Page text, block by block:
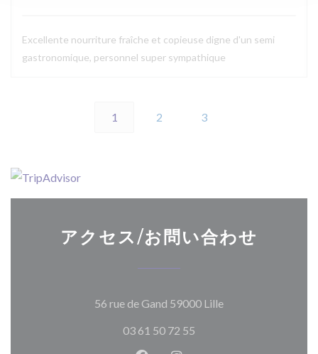
Excellente nourriture fraîche et copieuse digne d'un semi
gastronomique, personnel super sympathique
1 2 3
アクセス/お問い合わせ
56 rue de Gand 59000 Lille((新しいウィンド
03 61 50 72 55